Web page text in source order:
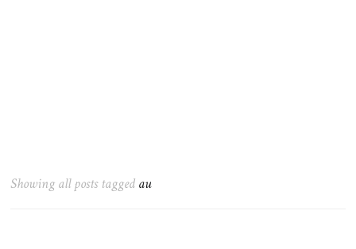
Showing all posts tagged au